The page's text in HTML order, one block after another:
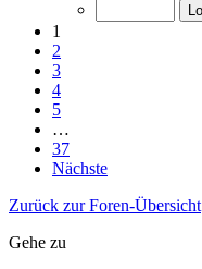
1
2
3
4
5
…
37
Nächste
Zurück zur Foren-Übersicht
Gehe zu